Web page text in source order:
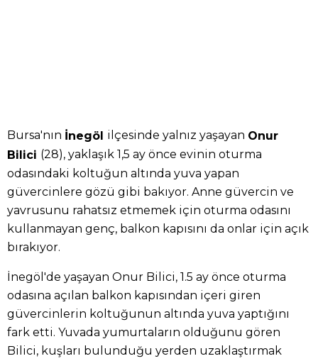
Bursa'nın İnegöl ilçesinde yalnız yaşayan Onur
Bilici (28), yaklaşık 1,5 ay önce evinin oturma
odasındaki koltuğun altında yuva yapan
güvercinlere gözü gibi bakıyor. Anne güvercin ve
yavrusunu rahatsız etmemek için oturma odasını
kullanmayan genç, balkon kapısını da onlar için açık
bırakıyor.
İnegöl'de yaşayan Onur Bilici, 1.5 ay önce oturma
odasına açılan balkon kapısından içeri giren
güvercinlerin koltuğunun altında yuva yaptığını
fark etti. Yuvada yumurtaların olduğunu gören
Bilici, kuşları bulunduğu yerden uzaklaştırmak